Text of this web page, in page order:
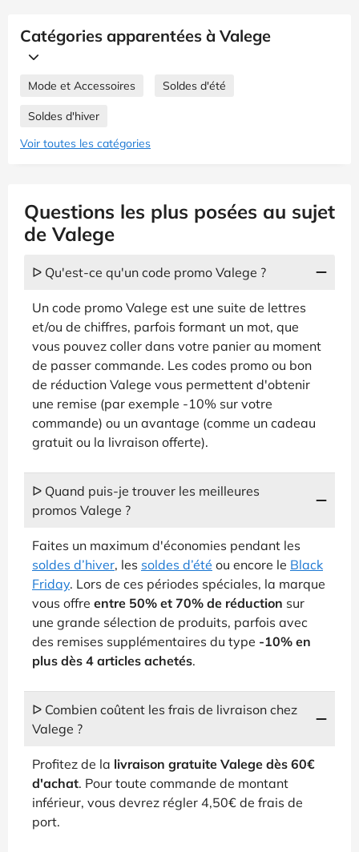
Catégories apparentées à Valege
Mode et Accessoires Soldes d'été
Soldes d'hiver
Voir toutes les catégories
Questions les plus posées au sujet
de Valege
ᐅ Qu'est-ce qu'un code promo Valege ?
Un code promo Valege est une suite de lettres
et/ou de chiffres, parfois formant un mot, que
vous pouvez coller dans votre panier au moment
de passer commande. Les codes promo ou bon
de réduction Valege vous permettent d'obtenir
une remise (par exemple -10% sur votre
commande) ou un avantage (comme un cadeau
gratuit ou la livraison offerte).
ᐅ Quand puis-je trouver les meilleures
promos Valege ?
Faites un maximum d'économies pendant les
soldes d’hiver, les soldes d’été ou encore le Black
Friday. Lors de ces périodes spéciales, la marque
vous offre entre 50% et 70% de réduction sur
une grande sélection de produits, parfois avec
des remises supplémentaires du type -10% en
plus dès 4 articles achetés.
ᐅ Combien coûtent les frais de livraison chez
Valege ?
Profitez de la livraison gratuite Valege dès 60€
d'achat. Pour toute commande de montant
inférieur, vous devrez régler 4,50€ de frais de
port.